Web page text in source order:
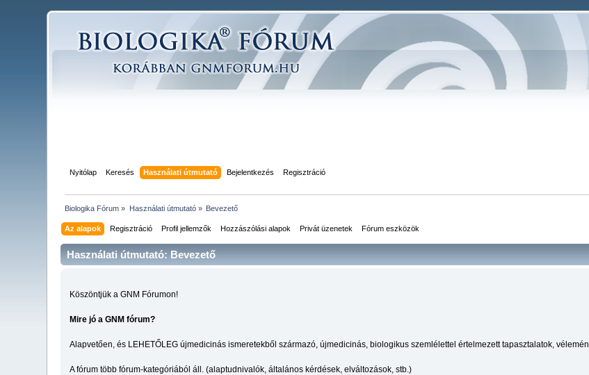
Nyitólap Keresés Használati útmutató Bejelentkezés Regisztráció
Biologika Fórum » Használati útmutató» Bevezető
Az alapok Regisztráció Profil jellemzők Hozzászólási alapok Privát üzenetek Fórum eszközök
Használati útmutató: Bevezető
Köszöntjük a GNM Fórumon!
Mire jó a GNM fórum?
Alapvetően, és LEHETŐLEG újmedicinás ismeretekből származó, újmedicinás, biologikus szemlélettel értelmezett tapasztalatok,
A fórum több fórum-kategóriából áll. (alaptudnivalók, általános kérdések, elváltozások, stb.)